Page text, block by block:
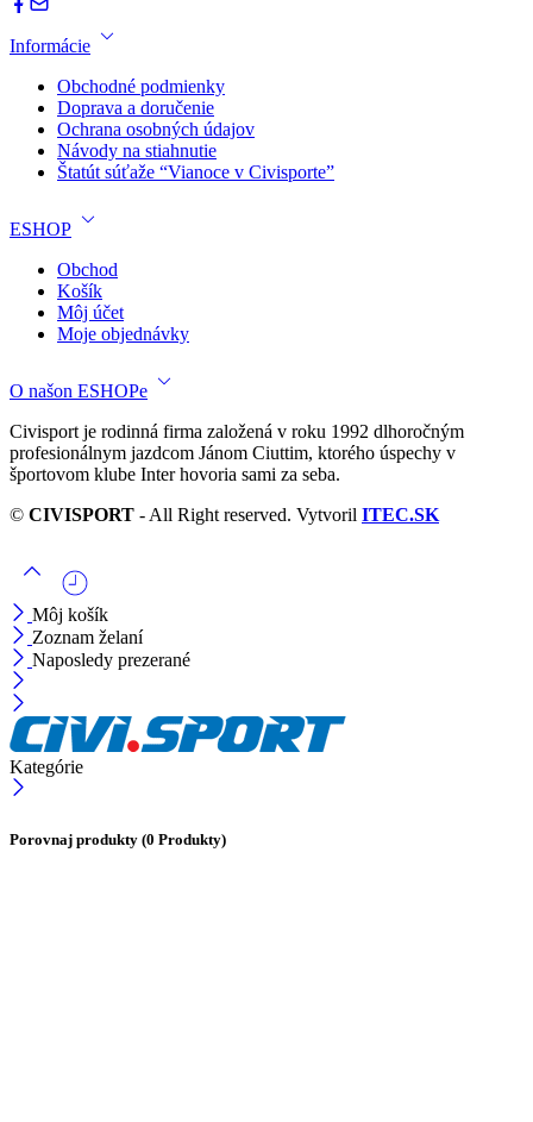
Informácie
Obchodné podmienky
Doprava a doručenie
Ochrana osobných údajov
Návody na stiahnutie
Štatút súťaže “Vianoce v Civisporte”
ESHOP
Obchod
Košík
Môj účet
Moje objednávky
O našon ESHOPe
Civisport je rodinná firma založená v roku 1992 dlhoročným
profesionálnym jazdcom Jánom Ciuttim, ktorého úspechy v
športovom klube Inter hovoria sami za seba.
© CIVISPORT - All Right reserved. Vytvoril ITEC.SK
Môj košík
Zoznam želaní
Naposledy prezerané
Kategórie
Porovnaj produkty (0 Produkty)